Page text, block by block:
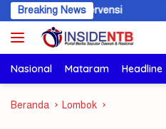
Langsung
ke
konten
Breaking News
Intervensi Bandar
Nasional Mataram Headline
Beranda Lombok